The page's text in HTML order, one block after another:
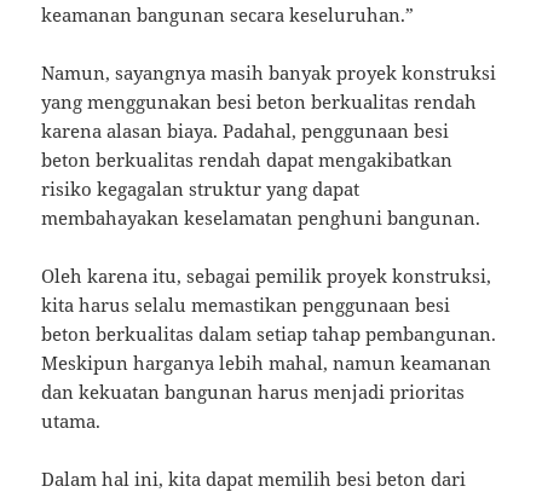
keamanan bangunan secara keseluruhan.”
Namun, sayangnya masih banyak proyek konstruksi
yang menggunakan besi beton berkualitas rendah
karena alasan biaya. Padahal, penggunaan besi
beton berkualitas rendah dapat mengakibatkan
risiko kegagalan struktur yang dapat
membahayakan keselamatan penghuni bangunan.
Oleh karena itu, sebagai pemilik proyek konstruksi,
kita harus selalu memastikan penggunaan besi
beton berkualitas dalam setiap tahap pembangunan.
Meskipun harganya lebih mahal, namun keamanan
dan kekuatan bangunan harus menjadi prioritas
utama.
Dalam hal ini, kita dapat memilih besi beton dari